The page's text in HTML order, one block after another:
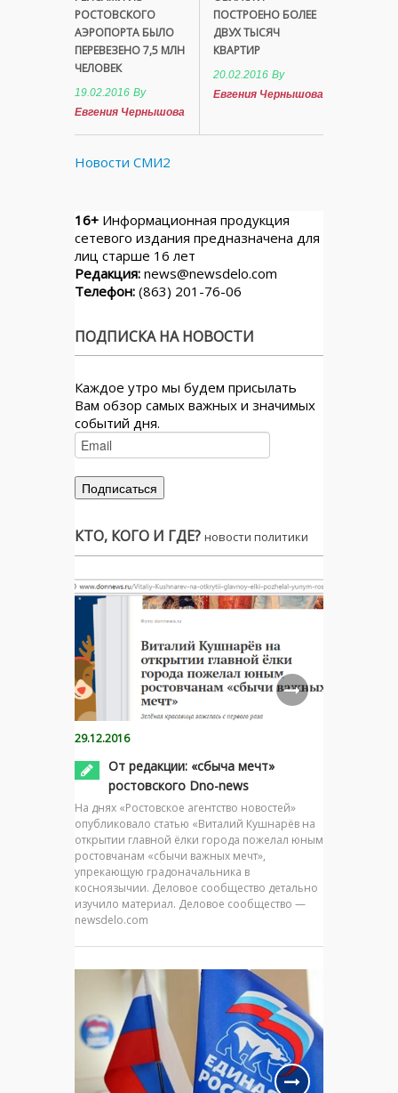
РОСТОВСКОГО
АЭРОПОРТА БЫЛО
ПЕРЕВЕЗЕНО 7,5 МЛН
ЧЕЛОВЕК
19.02.2016 By
Евгения Чернышова
ПОСТРОЕНО БОЛЕЕ
ДВУХ ТЫСЯЧ
КВАРТИР
20.02.2016 By
Евгения Чернышова
Новости СМИ2
16+ Информационная продукция
сетевого издания предназначена для
лиц старше 16 лет
Редакция: news@newsdelo.com
Телефон: (863) 201-76-06
ПОДПИСКА НА НОВОСТИ
Каждое утро мы будем присылать
Вам обзор самых важных и значимых
событий дня.
КТО, КОГО И ГДЕ? новости политики
29.12.2016
От редакции: «сбыча мечт»
ростовского Dno-news
На днях «Ростовское агентство новостей»
опубликовало статью «Виталий Кушнарёв на
открытии главной ёлки города пожелал юным
ростовчанам «сбычи важных мечт»,
упрекающую градоначальника в
косноязычии. Деловое сообщество детально
изучило материал. Деловое сообщество —
newsdelo.com